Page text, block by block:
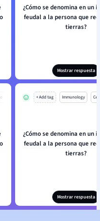
¿Cómo se denomina en un
feudal a la persona que
tierras?
Mostrar respuesta
+ Add tag Immunology
¿Cómo se denomina en un
feudal a la persona que
tierras?
Mostrar respuesta